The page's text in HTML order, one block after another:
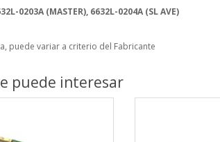
0203A (MASTER), 6632L-0204A (SL AVE)
puede variar a criterio del Fabricante
puede interesar